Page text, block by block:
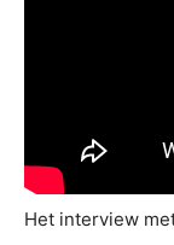
Het interview